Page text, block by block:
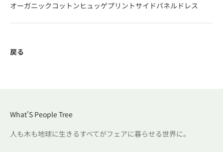
オーガニックコットンヒュッゲプリントサイドパネルドレス
戻る
What'S People Tree
人も木も地球に生きるすべてがフェアに暮らせる世界に。